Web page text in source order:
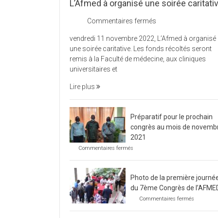
L’Afmed à organisé une soirée
Commentaires fermés
à
organisé
une
vendredi 11 novembre 2022, L’Afmed à organisé
une soirée caritative. Les fonds récoltés seront
remis à la Faculté de médecine, aux cliniques
universitaires et
Lire plus
Préparatif pour le prochain
congrès au mois de
2021
Commentaires fermés
prochain
congrès
mois
de
Photo de la première
du 7ème Congrès de
Commentaires fermés